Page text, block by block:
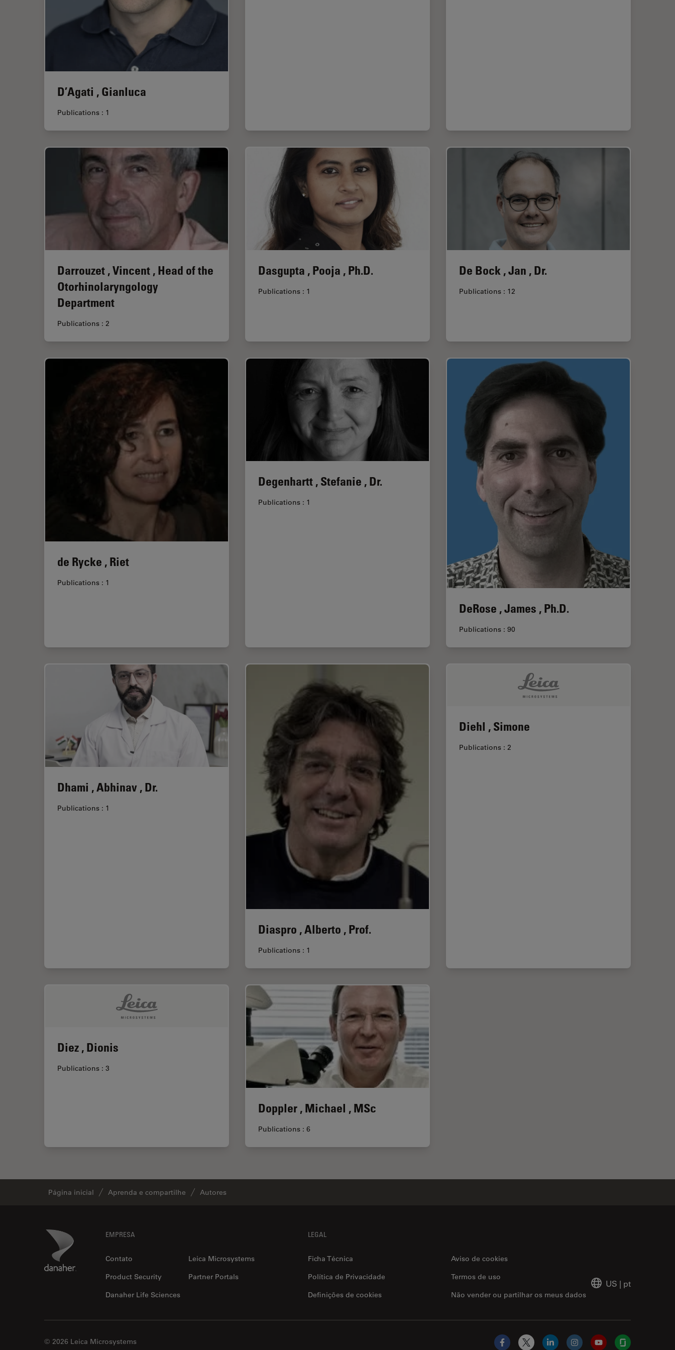
D’Agati , Gianluca
Publications : 1
Darrouzet , Vincent , Head of the
Otorhinolaryngology
Department
Publications : 2
Dasgupta , Pooja , Ph.D.
Publications : 1
De Bock , Jan , Dr.
Publications : 12
de Rycke , Riet
Publications : 1
Degenhartt , Stefanie , Dr.
Publications : 1
DeRose , James , Ph.D.
Publications : 90
Dhami , Abhinav , Dr.
Publications : 1
Diaspro , Alberto , Prof.
Publications : 1
Diehl , Simone
Publications : 2
Diez , Dionis
Publications : 3
Doppler , Michael , MSc
Publications : 6
Página inicial Aprenda e compartilhe Autores
Danaher Logo EMPRESA
Contato
Leica Microsystems
Product Security
Partner Portals
Danaher Life Sciences
LEGAL
Ficha Técnica
Aviso de cookies
Política de Privacidade
Não vender ou partilhar os meus dados
Termos de uso
Definições de cookies
US | pt
© 2026 Leica Microsystems
Facebook
X LinkedInInstagramYouTubeGlassdoor